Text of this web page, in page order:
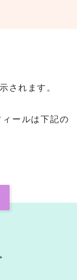
されます。
ールは下記の